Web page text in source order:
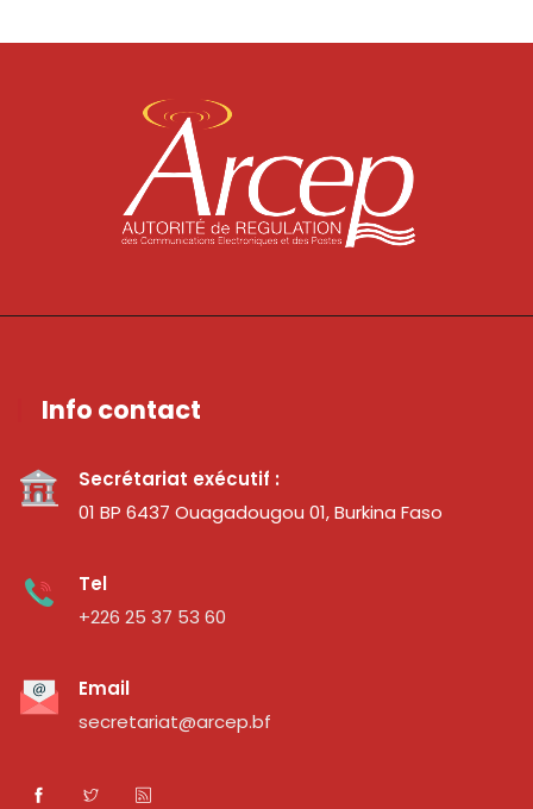
Info contact
Secrétariat exécutif :
01 BP 6437 Ouagadougou 01, Burkina Faso
Tel
+226 25 37 53 60
Email
secretariat@arcep.bf